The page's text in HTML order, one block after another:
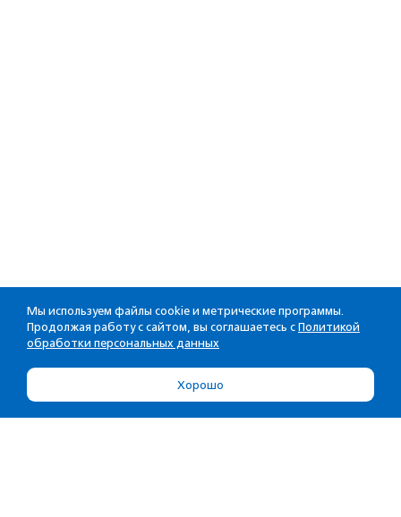
Мы используем файлы cookie и метрические программы.
Продолжая работу с сайтом, вы соглашаетесь с Политикой
обработки персональных данных
Хорошо